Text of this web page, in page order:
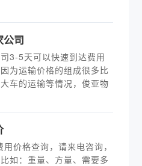
公司
3-5天可以快速到达费用
为运输价格的组成很多比
车的运输等情况，俊亚物
价格查询，请来电咨询，
如：重量、方量、需要多